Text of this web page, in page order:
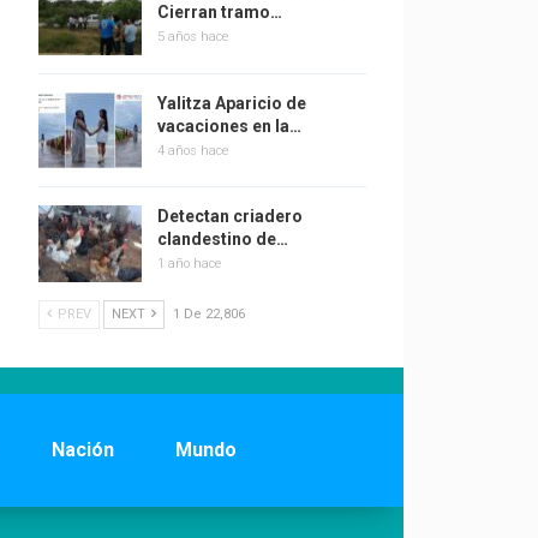
Cierran tramo…
5 años hace
Yalitza Aparicio de
vacaciones en la…
4 años hace
Detectan criadero
clandestino de…
1 año hace
PREV NEXT 1 De 22,806
Nación Mundo